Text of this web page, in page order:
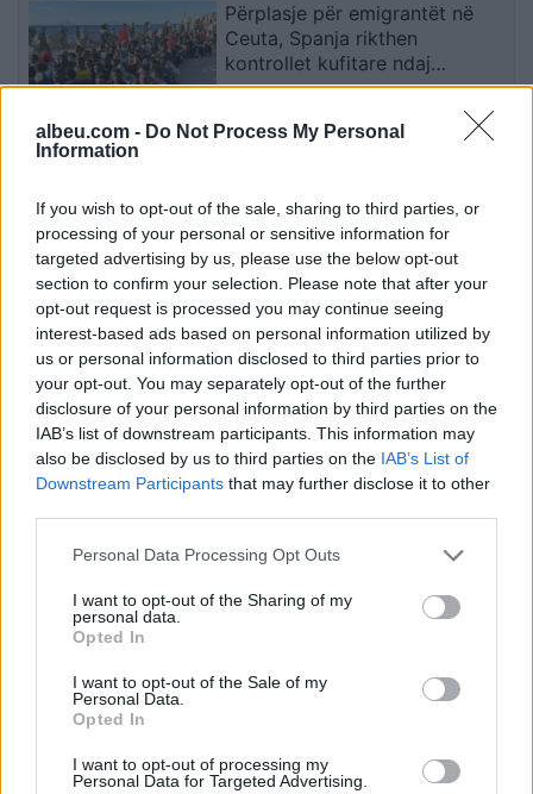
albeu.com - Do Not Process My Personal
Information
If you wish to opt-out of the sale, sharing to third parties, or
processing of your personal or sensitive information for
targeted advertising by us, please use the below opt-out
section to confirm your selection. Please note that after your
opt-out request is processed you may continue seeing
interest-based ads based on personal information utilized by
us or personal information disclosed to third parties prior to
your opt-out. You may separately opt-out of the further
disclosure of your personal information by third parties on the
IAB’s list of downstream participants. This information may
also be disclosed by us to third parties on the IAB’s List of
Downstream Participants that may further disclose it to other
Personal Data Processing Opt Outs
I want to opt-out of the Sharing of my
personal data.
Opted In
I want to opt-out of the Sale of my
Personal Data.
Opted In
I want to opt-out of processing my
Personal Data for Targeted Advertising.
Përplasje për emigrantët në
Ceuta, Spanja rikthen
kontrollet kufitare ndaj
udhëtarëve nga Italia
thonë psikologët
Esim for Global
Esim for USA|Esim for Italy| Esim for Spain|Esim